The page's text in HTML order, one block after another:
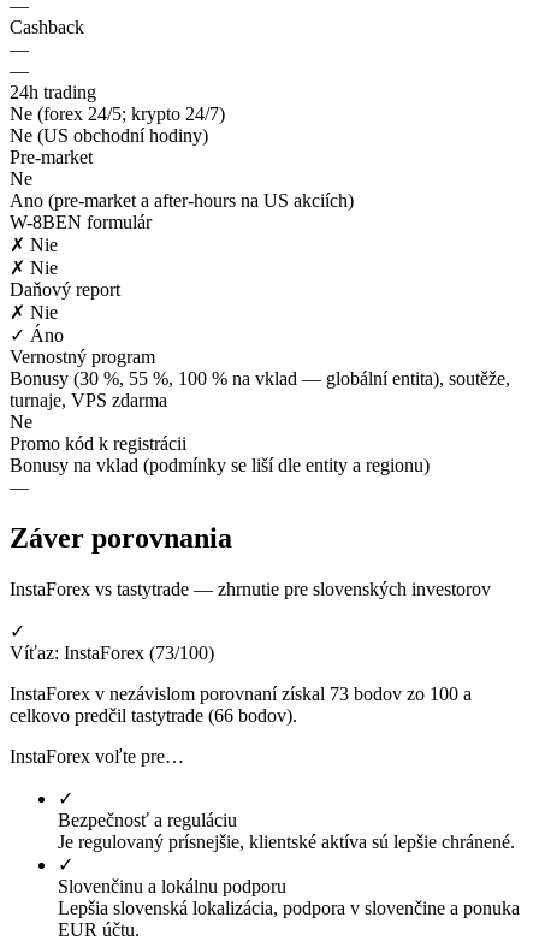
—
Cashback
—
—
24h trading
Ne (forex 24/5; krypto 24/7)
Ne (US obchodní hodiny)
Pre-market
Ne
Ano (pre-market a after-hours na US akciích)
W-8BEN formulár
✗ Nie
✗ Nie
Daňový report
✗ Nie
✓ Áno
Vernostný program
Bonusy (30 %, 55 %, 100 % na vklad — globální entita), soutěže,
turnaje, VPS zdarma
Ne
Promo kód k registrácii
Bonusy na vklad (podmínky se liší dle entity a regionu)
—
Záver porovnania
InstaForex vs tastytrade — zhrnutie pre slovenských investorov
✓
Víťaz: InstaForex (73/100)
InstaForex v nezávislom porovnaní získal 73 bodov zo 100 a
celkovo predčil tastytrade (66 bodov).
InstaForex voľte pre…
✓
Bezpečnosť a reguláciu
Je regulovaný prísnejšie, klientské aktíva sú lepšie chránené.
✓
Slovenčinu a lokálnu podporu
Lepšia slovenská lokalizácia, podpora v slovenčine a ponuka
EUR účtu.